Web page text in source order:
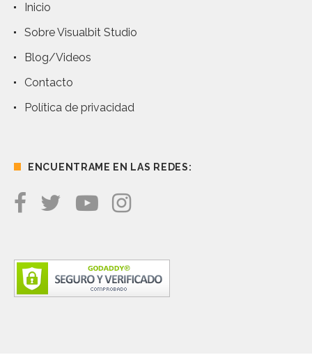
Inicio
Sobre Visualbit Studio
Blog/Videos
Contacto
Política de privacidad
ENCUENTRAME EN LAS REDES: